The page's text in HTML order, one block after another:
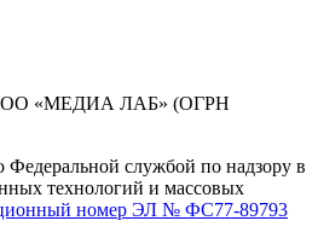
«МЕДИА ЛАБ» (ОГРН
Федеральной службой по надзору в
технологий и массовых
номер ЭЛ № ФС77-89793